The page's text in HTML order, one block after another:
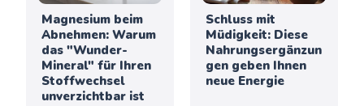
Magnesium beim
Abnehmen: Warum
das "Wunder-
Mineral" für Ihren
Stoffwechsel
unverzichtbar ist
Schluss mit
Müdigkeit: Diese
Nahrungsergänzun
gen geben Ihnen
neue Energie